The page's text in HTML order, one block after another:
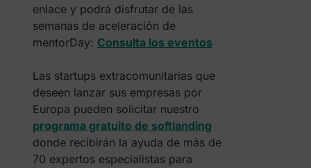
enlace y podrá disfrutar de las
semanas de aceleración de
mentorDay: Consulta los eventos
Las startups extracomunitarias que
deseen lanzar sus empresas por
Europa pueden solicitar nuestro
programa gratuito de softlanding
donde recibirán la ayuda de más de
70 expertos especialistas para